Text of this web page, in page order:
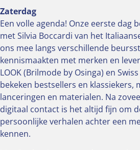
Zaterdag
Een volle agenda! Onze eerste dag
met Silvia Boccardi van het
ons mee langs verschillende
kennismaakten met merken en
LOOK (Brilmode by Osinga) en
bekeken bestsellers en klassiekers,
lanceringen en materialen. Na
digitaal contact is het altijd fijn om
persoonlijke verhalen achter een
kennen.